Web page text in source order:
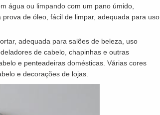
água ou limpando com um pano úmido,
de óleo, fácil de limpar, adequada para uso
adequada para salões de beleza, uso
de cabelo, chapinhas e outras
e penteadeiras domésticas. Várias cores
e decorações de lojas.